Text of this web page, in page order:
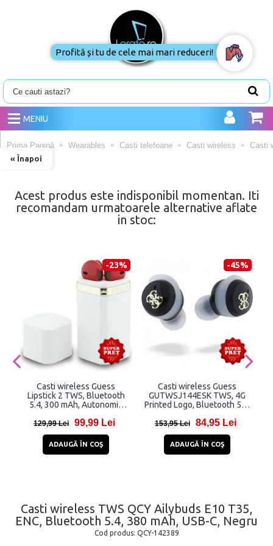
MENIU
« Înapoi
Prima Pagină Wearables Casti telefoane Casti wireless Casti
Acest produs este indisponibil momentan. Iti
recomandam urmatoarele alternative aflate
in stoc:
-23%
Casti wireless Guess
Lipstick 2 TWS, Bluetooth
5.4, 300 mAh, Autonomie
129,99 Lei 99,99 Lei
ADAUGĂ ÎN COŞ
-45%
Casti wireless Guess
GUTWSJ144ESK TWS, 4G
Printed Logo, Bluetooth 5.3,
153,95 Lei 84,95 Lei
ADAUGĂ ÎN COŞ
Casti wireless TWS QCY Ailybuds E10 T35,
ENC, Bluetooth 5.4, 380 mAh, USB-C, Negru
Cod produs: QCY-142389
Profită și tu de cele mai mari reduceri!